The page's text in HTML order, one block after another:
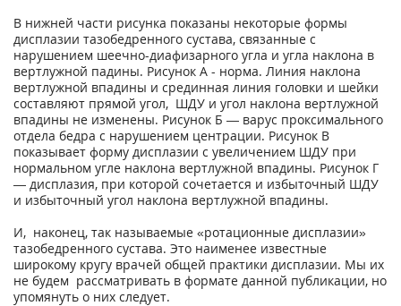
В нижней части рисунка показаны некоторые формы
дисплазии тазобедренного сустава, связанные с
нарушением шеечно-диафизарного угла и угла наклона в
вертлужной падины. Рисунок А - норма. Линия наклона
вертлужной впадины и срединная линия головки и шейки
составляют прямой угол, ШДУ и угол наклона вертлужной
впадины не изменены. Рисунок Б — варус проксимального
отдела бедра с нарушением центрации. Рисунок В
показывает форму дисплазии с увеличением ШДУ при
нормальном угле наклона вертлужной впадины. Рисунок Г
— дисплазия, при которой сочетается и избыточный ШДУ
и избыточный угол наклона вертлужной впадины.
И, наконец, так называемые «ротационные дисплазии»
тазобедренного сустава. Это наименее известные
широкому кругу врачей общей практики дисплазии. Мы их
не будем рассматривать в формате данной публикации, но
упомянуть о них следует.